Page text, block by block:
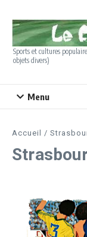
Sports et cultures
objets divers)
Menu
Accueil /